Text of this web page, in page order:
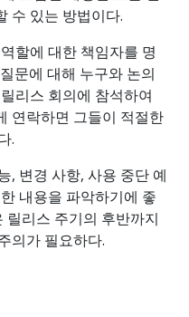
수 있는 방법이다.
할에 대한 책임자를 명
문에 대해 누구와 논의
리스 회의에 참석하여
연락하면 그들이 적절한
.
, 변경 사항, 사용 중단 예
내용을 파악하기에 좋
릴리스 주기의 후반까지
의가 필요하다.